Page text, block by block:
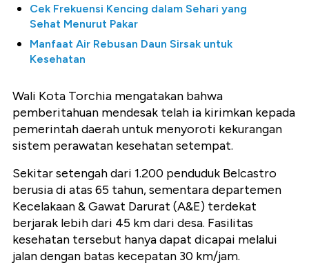
Cek Frekuensi Kencing dalam Sehari yang
Sehat Menurut Pakar
Manfaat Air Rebusan Daun Sirsak untuk
Kesehatan
Wali Kota Torchia mengatakan bahwa
pemberitahuan mendesak telah ia kirimkan kepada
pemerintah daerah untuk menyoroti kekurangan
sistem perawatan kesehatan setempat.
Sekitar setengah dari 1.200 penduduk Belcastro
berusia di atas 65 tahun, sementara departemen
Kecelakaan & Gawat Darurat (A&E) terdekat
berjarak lebih dari 45 km dari desa. Fasilitas
kesehatan tersebut hanya dapat dicapai melalui
jalan dengan batas kecepatan 30 km/jam.